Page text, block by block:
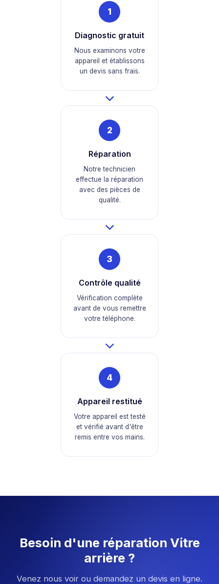
1
Diagnostic gratuit
Nous examinons votre
appareil et établissons
un devis sans frais.
2
Réparation
Notre technicien
effectue la réparation
avec des pièces de
qualité.
3
Contrôle qualité
Vérification complète
avant de vous remettre
votre téléphone.
4
Appareil restitué
Votre appareil est testé
et vérifié avant d'être
remis entre vos mains.
Besoin d'une réparation Vitre
arrière ?
Venez nous voir ou demandez un devis en ligne.